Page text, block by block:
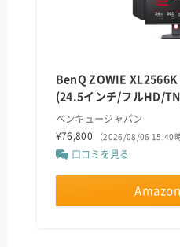
BenQ ZOWIE
(24.5インチ/フルHD/
ベンキュージャパン
¥76,800
（2026/08/06 15:40
口コミを見る